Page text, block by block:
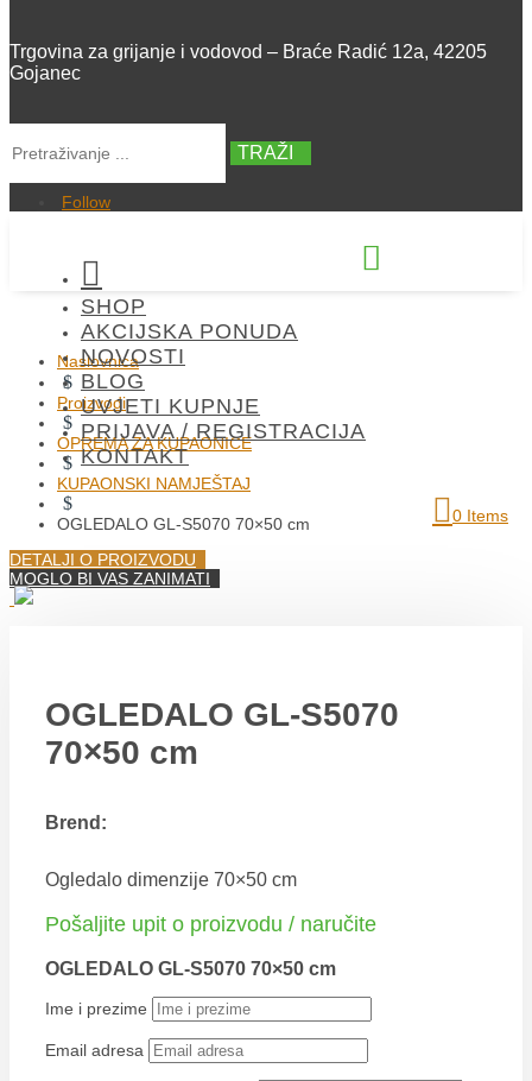
Trgovina za grijanje i vodovod – Braće Radić 12a, 42205
Gojanec
TRAŽI
Follow


SHOP
AKCIJSKA PONUDA
NOVOSTI
BLOG
UVJETI KUPNJE
PRIJAVA / REGISTRACIJA
KONTAKT
0 Items
Naslovnica
$
Proizvodi
$
OPREMA ZA KUPAONICE
$
KUPAONSKI NAMJEŠTAJ
$
OGLEDALO GL-S5070 70×50 cm
DETALJI O PROIZVODU
MOGLO BI VAS ZANIMATI
OGLEDALO GL-S5070
70×50 cm
Brend:
Ogledalo dimenzije 70×50 cm
Pošaljite upit o proizvodu / naručite
OGLEDALO GL-S5070 70×50 cm
Ime i prezime
Email adresa